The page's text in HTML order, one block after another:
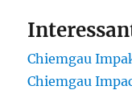
Chiemgau
Chiemgau